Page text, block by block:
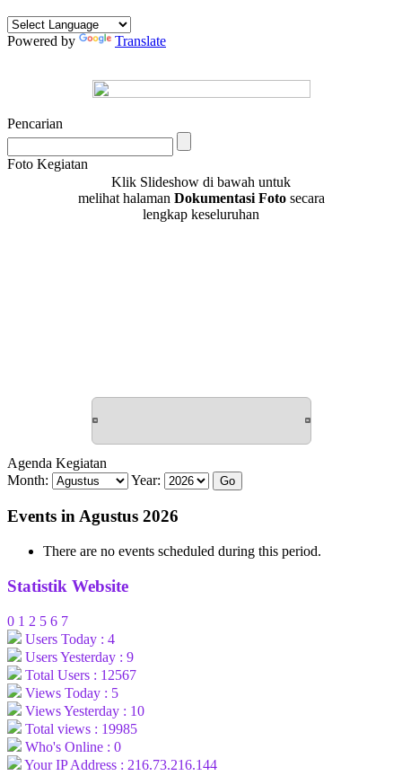
Powered by Translate
Pencarian
Foto Kegiatan
Klik Slideshow di bawah untuk
melihat halaman Dokumentasi Fotosecara
lengkap keseluruhan
Agenda Kegiatan
Month:
Year:
Events in Agustus 2026
There are no events scheduled during this period.
Statistik Website
0 1 2 5 6 7
Users Today : 4
Users Yesterday : 9
Total Users : 12567
Views Today : 5
Views Yesterday : 10
Total views : 19985
Who's Online : 0
Your IP Address : 216.73.216.144